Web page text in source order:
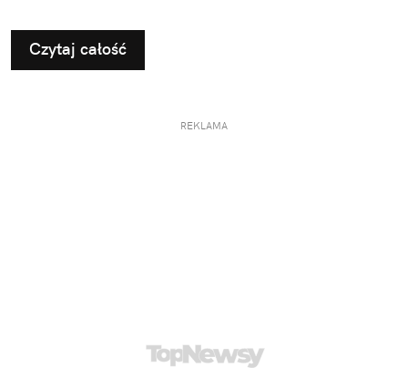
Czytaj całość
REKLAMA